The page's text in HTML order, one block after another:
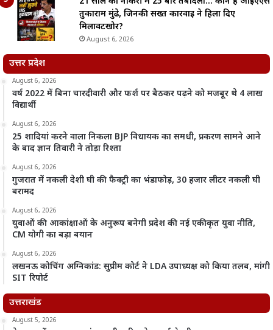
तुकाराम मुंढे, जिनकी सख्त कार्रवाई ने हिला दिए
मिलावटखोर?
August 6, 2026
उत्तर प्रदेश
August 6, 2026
वर्ष 2022 में बिना चारदीवारी और फर्श पर बैठकर पढ़ने को मजबूर थे 4 लाख
विद्यार्थी
August 6, 2026
25 शादियां करने वाला निकला BJP विधायक का समधी, प्रकरण सामने आने
के बाद ज्ञान तिवारी ने तोड़ा रिश्ता
August 6, 2026
गुजरात में नकली देशी घी की फैक्ट्री का भंडाफोड़, 30 हजार लीटर नकली घी
बरामद
August 6, 2026
युवाओं की आकांक्षाओं के अनुरूप बनेगी प्रदेश की नई एकीकृत युवा नीति,
CM योगी का बड़ा बयान
August 6, 2026
लखनऊ कोचिंग अग्निकांड: सुप्रीम कोर्ट ने LDA उपाध्यक्ष को किया तलब, मांगी
SIT रिपोर्ट
उत्तराखंड
August 5, 2026